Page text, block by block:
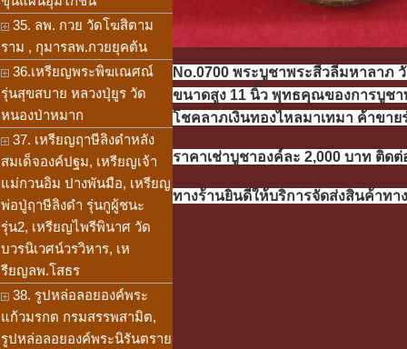
35. ลพ. กวย วัดโฆสิตาม
ราม , กุมารลพ.กวยยุคต้น
36.เหรียญพระพิฆเณศณ์
รุ่นสุขสบาย หลวงปุ่ยูร วัด
หนองป่าหมาก
37. เหรียญฤาษีลิงดำหลัง
สมเด็จองค์ปฐม, เหรียญเจ้า
แม่กวนอิม ปางพันมือ, เหรียญ
พ่อปู่ฤาษีลิงดำ รุ่นกูผู้ชนะ
รุ่น2, เหรียญไพรีพินาศ วัด
บวรนิเวศน์วรวิหาร, เห
รียญลพ.โสธร
38. รูปหล่อลอยองค์พระ
แก้วมรกต กรมสรรพสามิต,
รูปหล่อลอยองค์พระนิรันตราย
No.0700 พระบูชาพระสีวลีมหาลาภ
ขนาดสูง 11 นิ้ว พุทธคุณของการบูชา
โชคลาภเงินทองไหลมาเทมา ค้าขาย
ราคาเช่าบูชาองค์ละ 2,000 บาท ติด
ทางร้านยินดีให้บริการจัดส่งสินค้าท